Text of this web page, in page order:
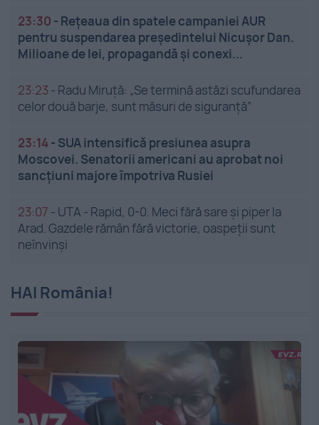
23:30 - Rețeaua din spatele campaniei AUR
pentru suspendarea președintelui Nicușor Dan.
Milioane de lei, propagandă și conexi...
23:23 - Radu Miruță: „Se termină astăzi scufundarea
celor două barje, sunt măsuri de siguranţă”
23:14- SUA intensifică presiunea asupra
Moscovei. Senatorii americani au aprobat noi
sancțiuni majore împotriva Rusiei
23:07 - UTA - Rapid, 0-0. Meci fără sare și piper la
Arad. Gazdele rămân fără victorie, oaspeții sunt
neînvinși
HAI România!